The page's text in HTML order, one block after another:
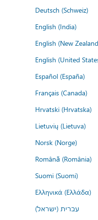
Deutsch (Schweiz)
English (India)
English (New
English (United
Español (España)
Français (Canada)
Hrvatski (Hrvatska)
Lietuvių (Lietuva)
Norsk (Norge)
Română (România)
Suomi (Suomi)
Ελληνικά (Ελλάδα)
עברית (ישראל)